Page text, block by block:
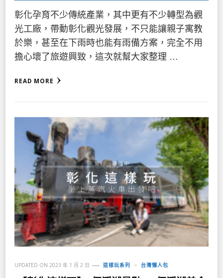
彰化孕育不少傳統產業，其中更有不少轉型為觀
光工廠，帶動彰化觀光發展，不只能讓親子寓教
於樂，甚至在下雨時也能有雨備方案，完全不用
擔心壞了旅遊興致，這次就幫大家整理 …
READ MORE
UPDATED ON 2023 年 1 月 2 日 這樣玩系列 台灣懶人包